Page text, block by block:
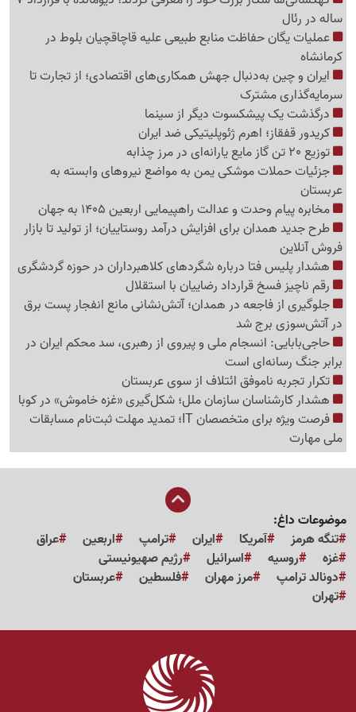
ساله در رئال
عملیات یگان حفاظت منابع طبیعی علیه قاچاقچیان بلوط در
کرمانشاه
ایران و چین به‌دنبال جهش همکاری‌های اقتصادی؛ از تجارت تا
سرمایه‌گذاری مشترک
درگذشت یک پیشکسوت دیگر از سینما
کریدور قفقاز؛ اهرم ژئوپلیتیکی ضد ایران
توزیع 20 تن گاز مایع یارانه‌ای در مرز چذابه
جزئیات حملات موشکی یمن به مواضع نیروهای وابسته به
عربستان
مخابره پیام وحدت و عدالت راهپیمایی اربعین 1405 به جهان
طرح جدید همدان برای افزایش درآمد روستاییان؛ از تولید تا بازار
فروش آنلاین
هشدار پلیس فتا درباره شگردهای کلاهبرداران در حوزه گردشگری
رقم ناچیز فسخ قرارداد رضاییان با استقلال
جلوگیری از فاجعه در همدان؛ آتش‌نشانی مانع انفجار پست برق
در آتش‌سوزی برج شد
حاجی‌بابایی: انسجام ملی و پیروی از رهبری، سد محکم ایران در
برابر جنگ رسانه‌ای است
تکرار تجربه ناموفق ائتلاف از سوی عربستان
هشدار کارشناسان سازمان ملل؛ شکل‌گیری «غزه‌ خاموش» در کوبا
فرصت ویژه برای متخصصان IT؛ تمدید مهلت ثبت‌نام مسابقات
ملی مهارت
موضوعات داغ:
تنگه هرمز
آمریکا ایران ترامپ اربعین
عراق
غزه
روسیه اسرائیل
رژیم صهیونیستی
دونالد ترامپ
مرز مهران فلسطین
عربستان
تهران